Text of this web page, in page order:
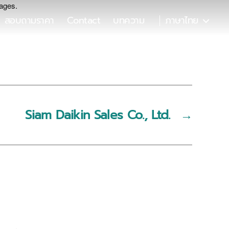
สอบถามราคา Contact บทความ ภาษาไทย
→
Siam Daikin Sales Co., Ltd.